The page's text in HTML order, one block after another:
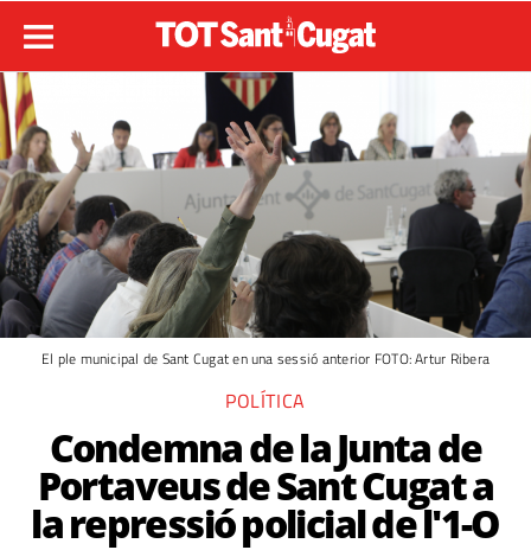
El ple municipal de Sant Cugat en una sessió anterior FOTO: Artur Ribera
POLÍTICA
Condemna de la Junta de
Portaveus de Sant Cugat a
la repressió policial de l'1-O